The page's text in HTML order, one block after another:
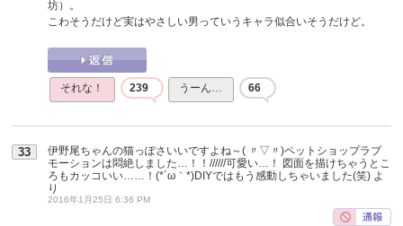
坊）。
こわそうだけど実はやさしい男っていうキャラ似合いそうだけど。
それな！ 239 うーん… 66
33
伊野尾ちゃんの猫っぽさいいですよね～( 〃▽〃)ペットショップラブ
モーションは悶絶しました…！！//////可愛い…！ 図面を描けちゃうとこ
ろもカッコいい……！(*´ω｀*)DIYではもう感動しちゃいました(笑) よ
り
2016年1月25日 6:36 PM